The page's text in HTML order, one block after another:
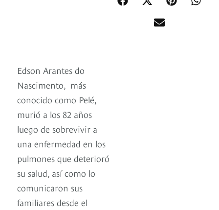
Edson Arantes do
Nascimento​, ​ más
conocido como Pelé,
murió a los 82 años
luego de sobrevivir a
una enfermedad en los
pulmones que deterioró
su salud, así como lo
comunicaron sus
familiares desde el